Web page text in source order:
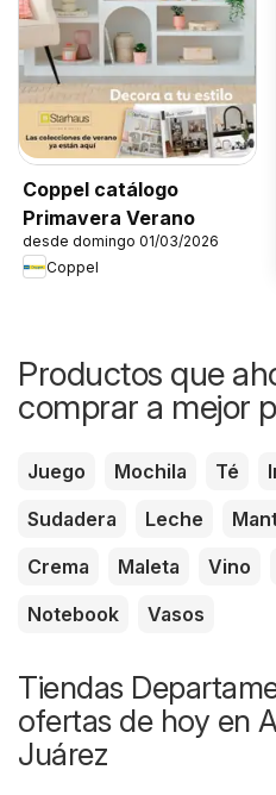
Coppel catálogo
Primavera Verano
desde domingo 01/03/2026
Coppel
Productos que
comprar a mejor
Juego Mochila Té
Sudadera
Leche
Crema
Maleta Vino
Notebook
Vasos
Tiendas
ofertas de hoy en
Juárez